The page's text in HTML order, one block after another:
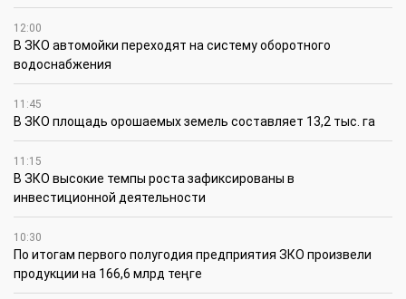
12:00
В ЗКО автомойки переходят на систему оборотного
водоснабжения
11:45
В ЗКО площадь орошаемых земель составляет 13,2 тыс. га
11:15
В ЗКО высокие темпы роста зафиксированы в
инвестиционной деятельности
10:30
По итогам первого полугодия предприятия ЗКО произвели
продукции на 166,6 млрд теңге